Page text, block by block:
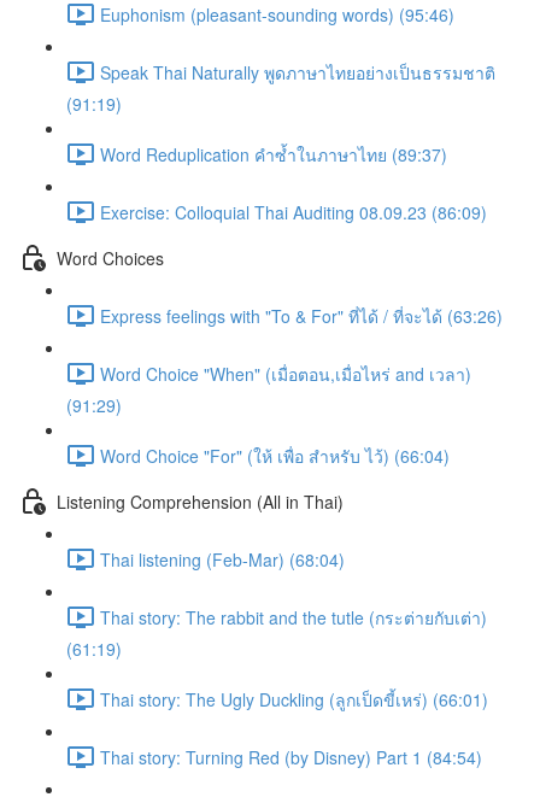
Euphonism (pleasant-sounding words) (95:46)
Speak Thai Naturally พูดภาษาไทยอย่างเป็นธรรมชาติ
(91:19)
Word Reduplication คำซ้ำในภาษาไทย (89:37)
Exercise: Colloquial Thai Auditing 08.09.23 (86:09)
Word Choices
Express feelings with "To & For" ที่ได้ / ที่จะได้ (63:26)
Word Choice "When" (เมื่อตอน,เมื่อไหร่ and เวลา)
(91:29)
Word Choice "For" (ให้ เพื่อ สำหรับ ไว้) (66:04)
Listening Comprehension (All in Thai)
Thai listening (Feb-Mar) (68:04)
Thai story: The rabbit and the tutle (กระต่ายกับเต่า)
(61:19)
Thai story: The Ugly Duckling (ลูกเป็ดขี้เหร่) (66:01)
Thai story: Turning Red (by Disney) Part 1 (84:54)